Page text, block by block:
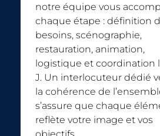
notre équipe vous
chaque étape : définition
besoins, scénographie,
restauration, animation,
logistique et coordination
J. Un interlocuteur dédié
la cohérence de
s’assure que chaque
reflète votre image et vos
objectifs.